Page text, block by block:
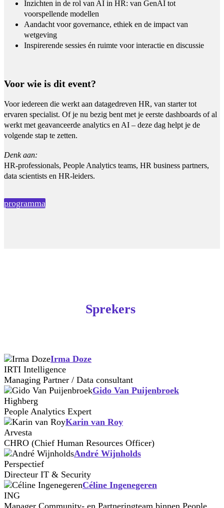
Inzichten in de rol van AI in HR: van GenAI tot
voorspellende modellen
Aandacht voor governance, ethiek en de impact van
wetgeving
Inspirerende sessies én ruimte voor interactie en discussie
Voor wie is dit event?
Voor iedereen die werkt aan datagedreven HR, van starter tot
ervaren specialist. Of je nu bezig bent met je eerste dashboards of al
werkt met geavanceerde analytics en AI – deze dag helpt je de
volgende stap te zetten.
Denk aan:
HR-professionals, People Analytics teams, HR business partners,
data scientists en HR-leiders.
programma
Sprekers
Irma Doze
IRTI Intelligence
Managing Partner / Data consultant
Gido Van Puijenbroek
Highberg
People Analytics Expert
Karin van Roy
Arvesta
CHRO (Chief Human Resources Officer)
André Wijnholds
Perspectief
Directeur IT & Security
Céline Ingenegeren
ING